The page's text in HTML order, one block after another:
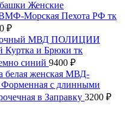
Женские
Морская Пехота РФ тк
₽
МВД ПОЛИЦИИ
Куртка и Брюки тк
синий 9400 ₽
белая женская МВД-
с длинными
в Заправку 3200 ₽